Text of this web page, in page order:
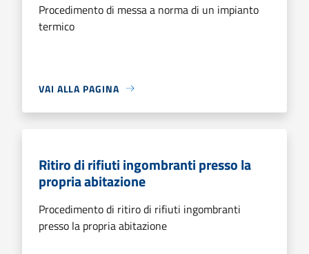
Procedimento di messa a norma di un impianto
termico
VAI ALLA PAGINA
Ritiro di rifiuti ingombranti presso la
propria abitazione
Procedimento di ritiro di rifiuti ingombranti
presso la propria abitazione